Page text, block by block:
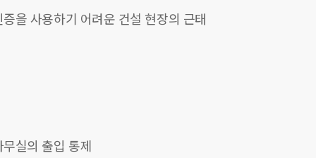
을 사용하기 어려운 건설 현장의 근태
실의 출입 통제